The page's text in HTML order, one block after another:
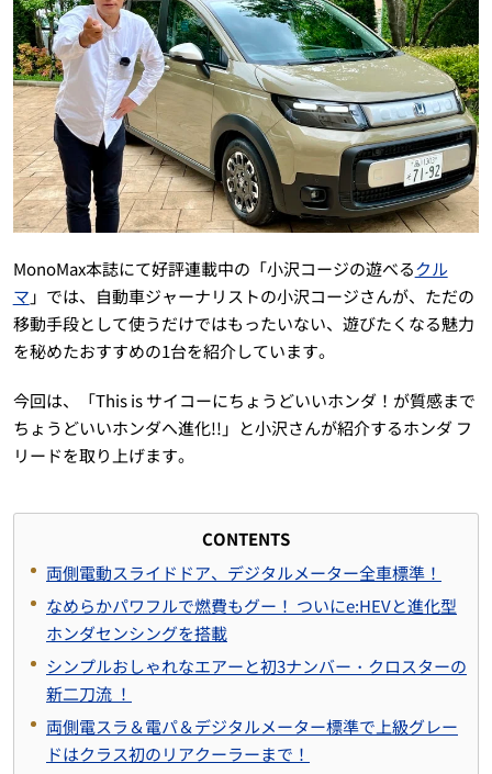
MonoMax本誌にて好評連載中の「小沢コージの遊べるクル
マ 」では、自動車ジャーナリストの小沢コージさんが、ただの
移動手段として使うだけではもったいない、遊びたくなる魅力
を秘めたおすすめの1台を紹介しています。
今回は、「This is サイコーにちょうどいいホンダ！が質感まで
ちょうどいいホンダへ進化!!」と小沢さんが紹介するホンダ フ
リードを取り上げます。
CONTENTS
両側電動スライドドア、デジタルメーター全車標準！
なめらかパワフルで燃費もグー！ ついにe:HEVと進化型
ホンダセンシングを搭載
シンプルおしゃれなエアーと初3ナンバー・クロスターの
新二刀流 ！
両側電スラ＆電パ＆デジタルメーター標準で上級グレー
ドはクラス初のリアクーラーまで！